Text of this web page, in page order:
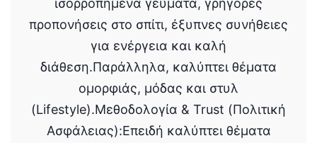
ισορροπημένα γεύματα, γρήγορες
προπονήσεις στο σπίτι, έξυπνες συνήθειες
για ενέργεια και καλή
διάθεση.Παράλληλα, καλύπτει θέματα
ομορφιάς, μόδας και στυλ
(Lifestyle).Μεθοδολογία & Trust (Πολιτική
Ασφάλειας):Επειδή καλύπτει θέματα